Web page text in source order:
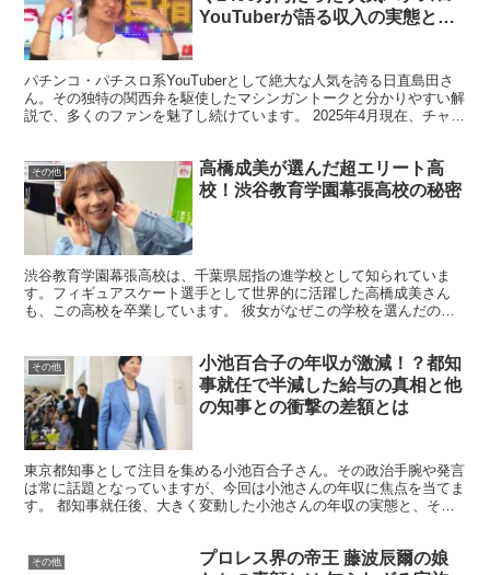
YouTuberが語る収入の実態と働
パチンコ・パチスロ系YouTuberとして絶大な人気を誇る日直島田さ
ん。その独特の関西弁を駆使したマシンガントークと分かりやすい解
説で、多くのファンを魅了し続けています。 2025年4月現在、チャン
その他
高橋成美が選んだ超エリート高
校！渋谷教育学園幕張高校の秘密
渋谷教育学園幕張高校は、千葉県屈指の進学校として知られていま
す。フィギュアスケート選手として世界的に活躍した高橋成美さん
も、この高校を卒業しています。 彼女がなぜこの学校を選んだの
その他
小池百合子の年収が激減！？都知
事就任で半減した給与の真相と他
の知事との衝撃の差額とは
東京都知事として注目を集める小池百合子さん。その政治手腕や発言
は常に話題となっていますが、今回は小池さんの年収に焦点を当てま
す。 都知事就任後、大きく変動した小池さんの年収の実態と、その
その他
プロレス界の帝王 藤波辰爾の娘